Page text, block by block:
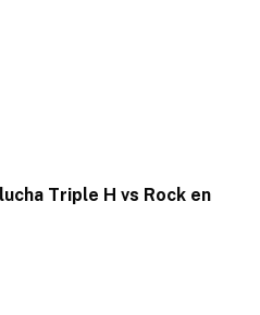
Triple H vs Rock en